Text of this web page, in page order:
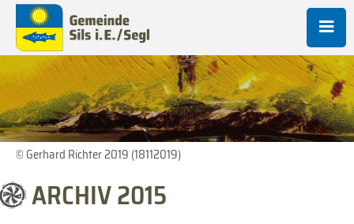
© Gerhard Richter 2019 (18112019)
2015